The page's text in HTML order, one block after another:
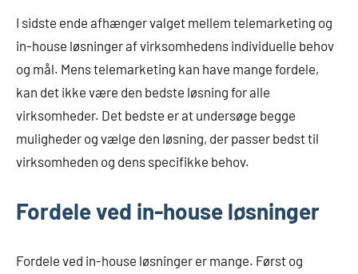
I sidste ende afhænger valget mellem telemarketing og
in-house løsninger af virksomhedens individuelle behov
og mål. Mens telemarketing kan have mange fordele,
kan det ikke være den bedste løsning for alle
virksomheder. Det bedste er at undersøge begge
muligheder og vælge den løsning, der passer bedst til
virksomheden og dens specifikke behov.
Fordele ved in-house løsninger
Fordele ved in-house løsninger er mange. Først og